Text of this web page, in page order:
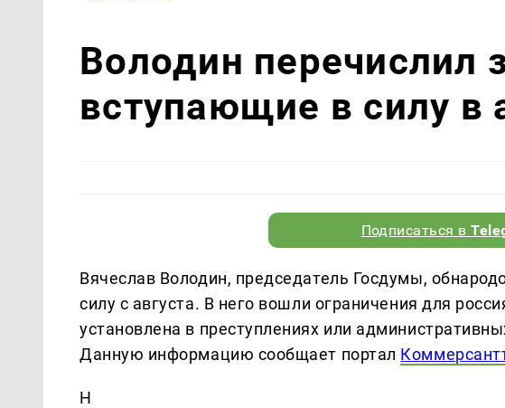
Володин перечислил
вступающие в силу в
Подписаться в
Вячеслав Володин, председатель Госдумы,
силу с августа. В него вошли ограничения для
установлена в преступлениях или
Данную информацию сообщает портал
Н